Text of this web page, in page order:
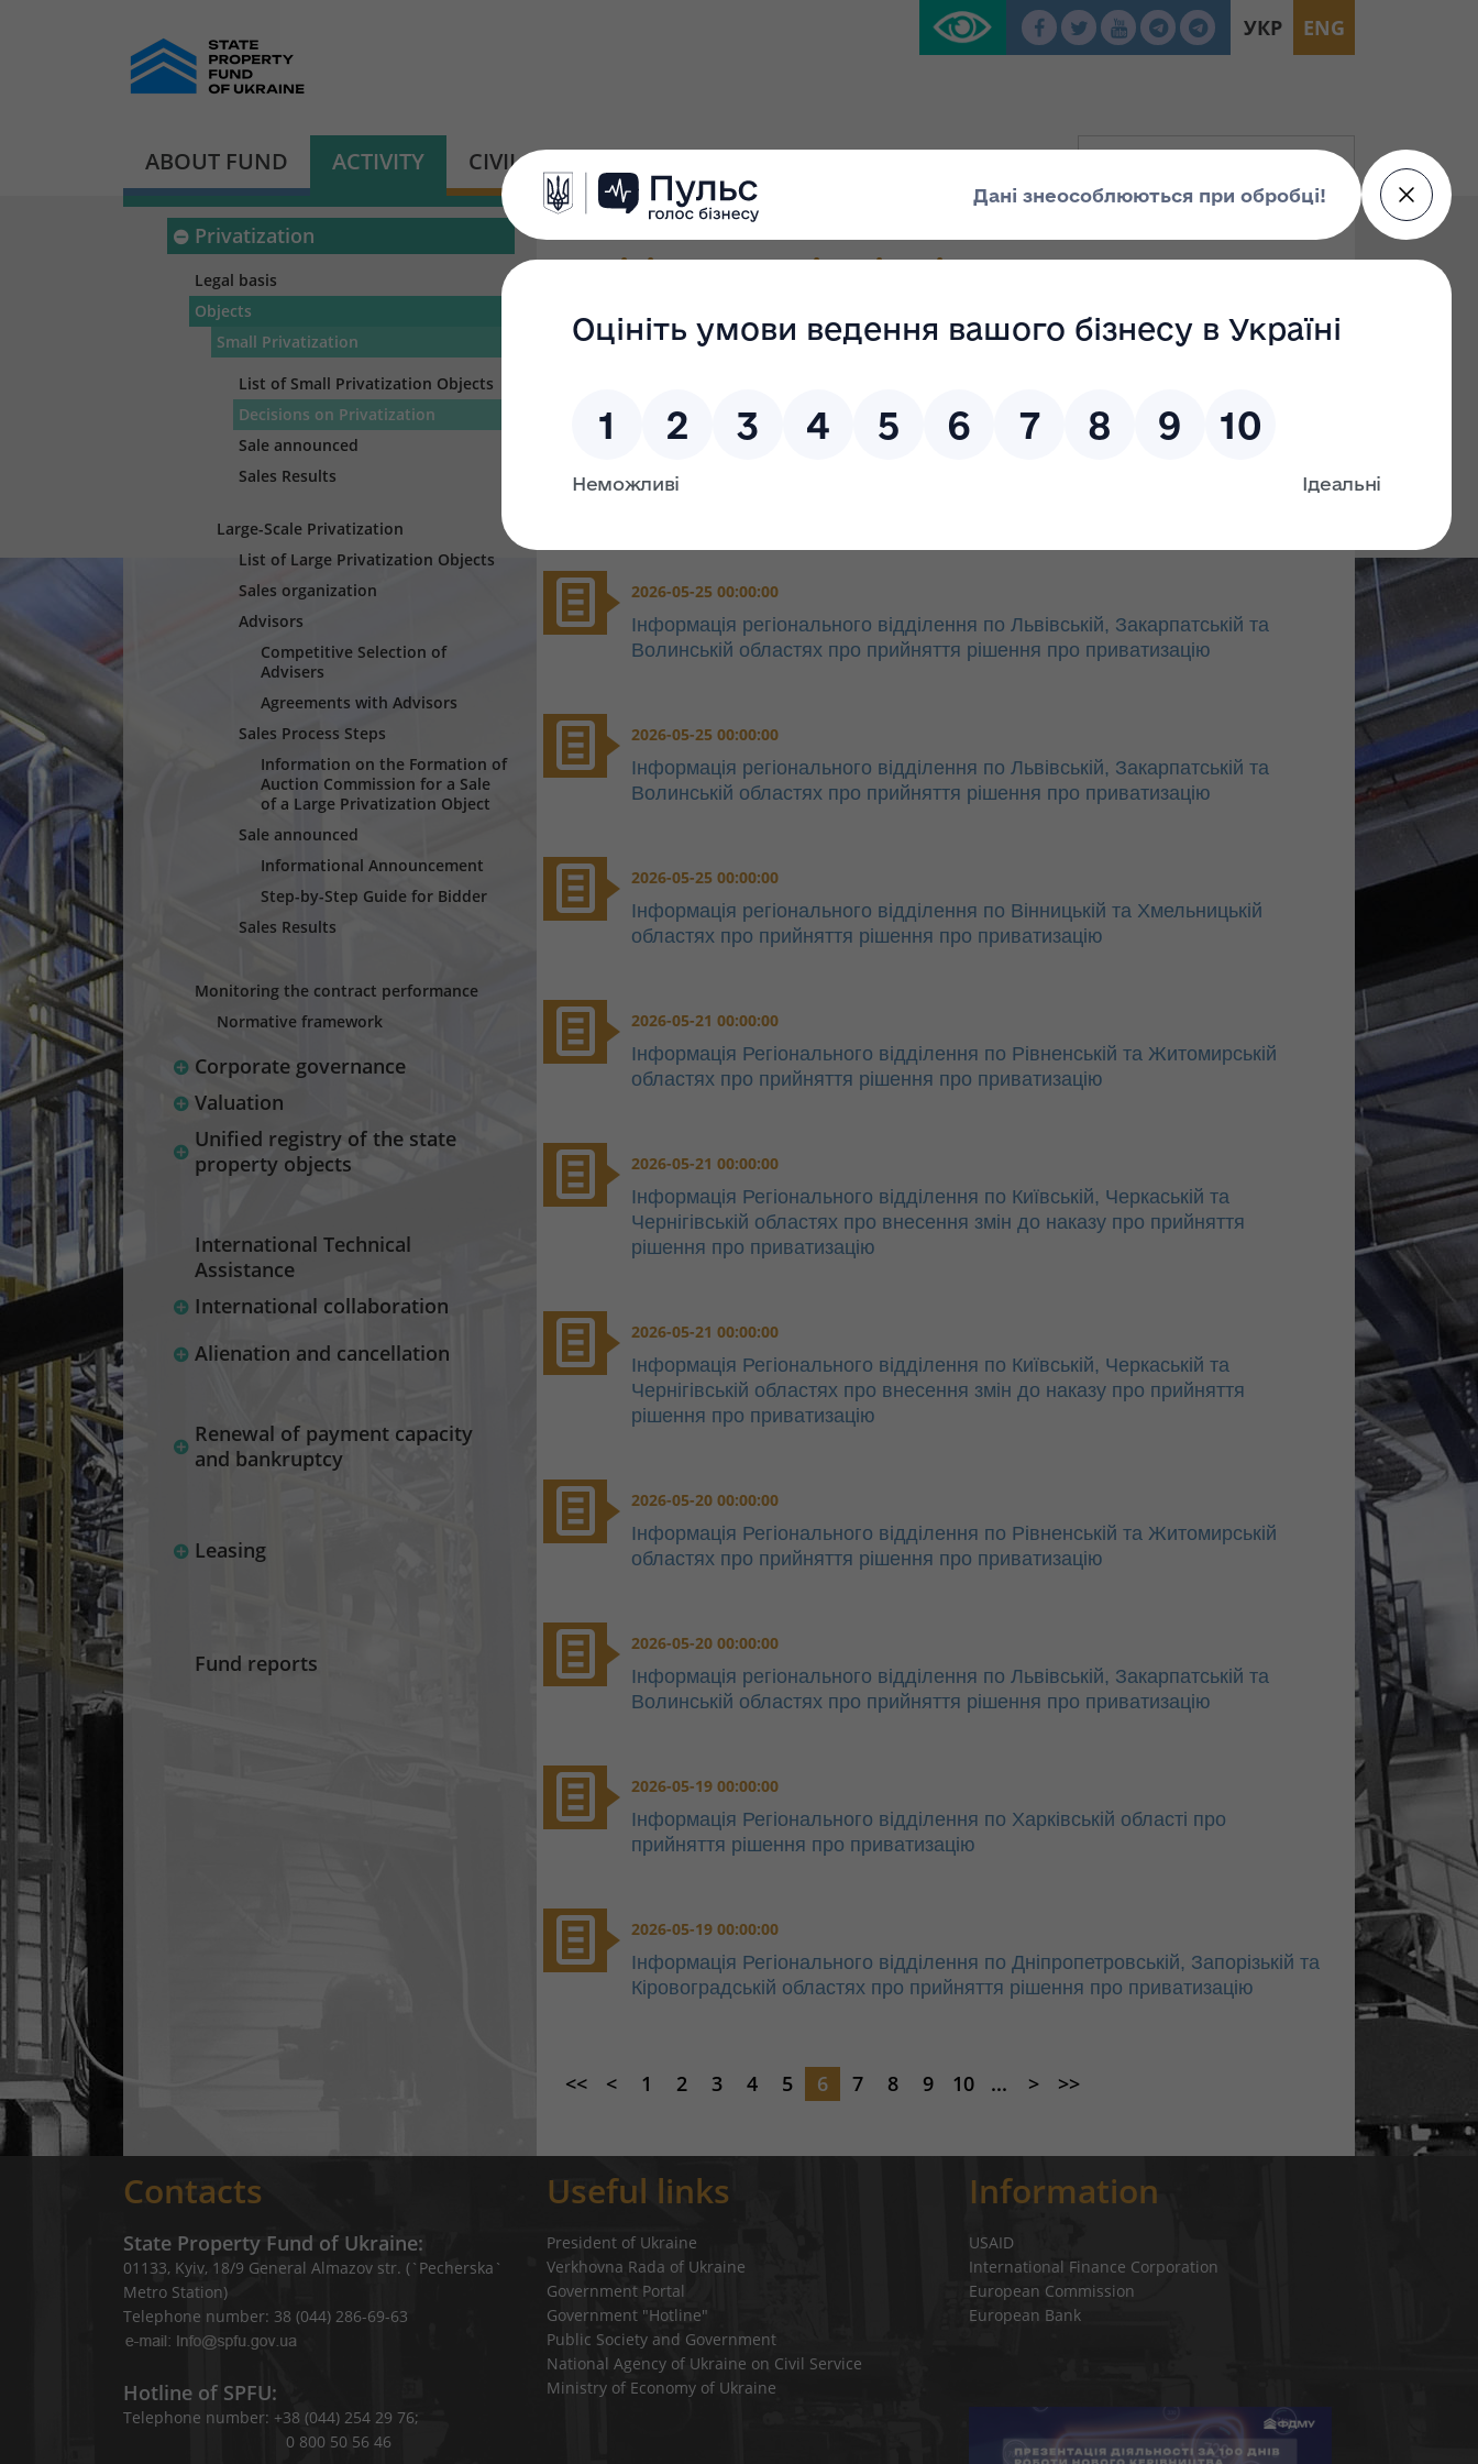
УКР ENG
ABOUT FUND ACTIVITY CIVIL PLATFORM
Privatization
Legal basis
Objects
Small Privatization
List of Small Privatization Objects
Decisions on Privatization
Sale announced
Sales Results
Large-Scale Privatization
List of Large Privatization Objects
Sales organization
Advisors
Competitive Selection of
Advisers
Agreements with Advisors
Sales Process Steps
Information оn the Formation of
Auction Commission for a Sale
of a Large Privatization Object
Sale announced
Informational Announcement
Step-by-Step Guide for Bidder
Sales Results
Monitoring the contract performance
Normative framework
Corporate governance
Valuation
Unified registry of the state
property objects
International Technical
Assistance
International collaboration
Alienation and cancellation
Renewal of payment capacity
and bankruptcy
Leasing
Fund reports
Decisions on Privatization
Search filter
2026-05-25 00:00:00
Інформація регіонального відділення по Львівській, Закарпатській та
Волинській областях про прийняття рішення про приватизацію
2026-05-25 00:00:00
Інформація регіонального відділення по Львівській, Закарпатській та
Волинській областях про прийняття рішення про приватизацію
2026-05-25 00:00:00
Інформація регіонального відділення по Вінницькій та Хмельницькій
областях про прийняття рішення про приватизацію
2026-05-21 00:00:00
Інформація Регіонального відділення по Рівненській та Житомирській
областях про прийняття рішення про приватизацію
2026-05-21 00:00:00
Інформація Регіонального відділення по Київській, Черкаській та
Чернігівській областях про внесення змін до наказу про прийняття
рішення про приватизацію
2026-05-21 00:00:00
Інформація Регіонального відділення по Київській, Черкаській та
Чернігівській областях про внесення змін до наказу про прийняття
рішення про приватизацію
2026-05-20 00:00:00
Інформація Регіонального відділення по Рівненській та Житомирській
областях про прийняття рішення про приватизацію
2026-05-20 00:00:00
Інформація регіонального відділення по Львівській, Закарпатській та
Волинській областях про прийняття рішення про приватизацію
2026-05-19 00:00:00
Інформація Регіонального відділення по Харківській області про
прийняття рішення про приватизацію
2026-05-19 00:00:00
Інформація Регіонального відділення по Дніпропетровській, Запорізькій та
Кіровоградській областях про прийняття рішення про приватизацію
<< < 1 2 3 4 5 6 7 8 9 10 ... > >>
Contacts
State Property Fund of Ukraine:
01133, Kyiv, 18/9 General Almazov str. (`Pecherska`
Metro Station)
Telephone number: 38 (044) 286-69-63
Hotline of SPFU:
Telephone number: +38 (044) 254 29 76;
0 800 50 56 46
Useful links
President of Ukraine
Verkhovna Rada of Ukraine
Government Portal
Government "Hotline"
Public Society and Government
National Agency of Ukraine on Civil Service
Ministry of Economy of Ukraine
Information
USAID
International Finance Corporation
European Commission
European Bank